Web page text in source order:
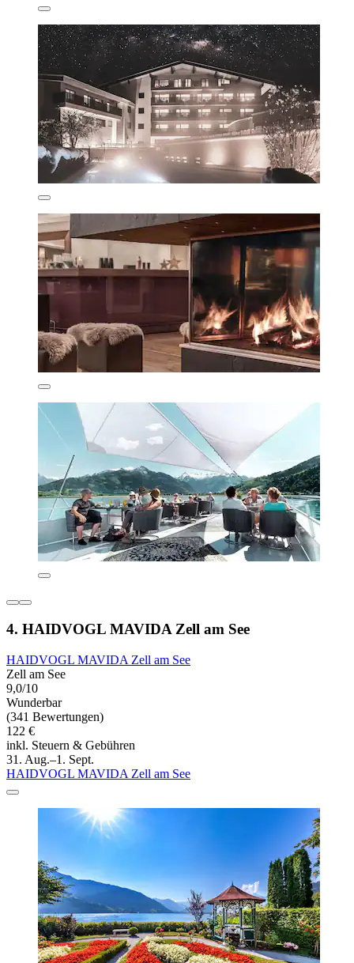
4. HAIDVOGL MAVIDA Zell am See
HAIDVOGL MAVIDA Zell am See
Zell am See
9,0/10
Wunderbar
(341 Bewertungen)
122 €
inkl. Steuern & Gebühren
31. Aug.–1. Sept.
HAIDVOGL MAVIDA Zell am See